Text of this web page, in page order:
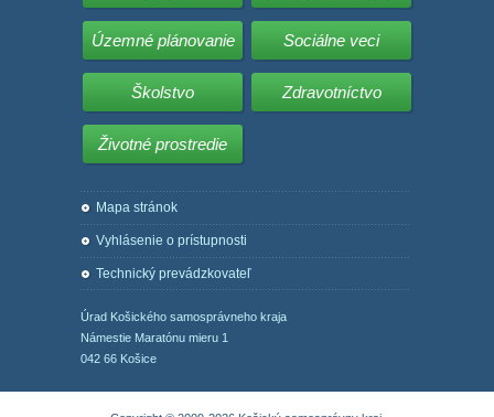
Územné plánovanie Sociálne veci
Školstvo Zdravotníctvo
Životné prostredie
Mapa stránok
Vyhlásenie o prístupnosti
Technický prevádzkovateľ
Úrad Košického samosprávneho kraja
Námestie Maratónu mieru 1
042 66 Košice